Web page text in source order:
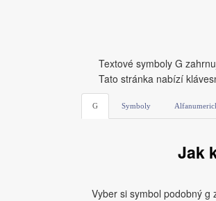
Textové symboly G
Tato stránka nabízí
G Symboly
Jak
Vyber si symbol podobný g